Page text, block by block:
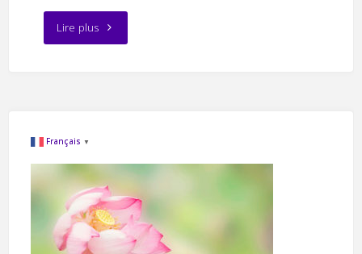
Lire plus"Exercice
énergies
personnelles"
Français ▼